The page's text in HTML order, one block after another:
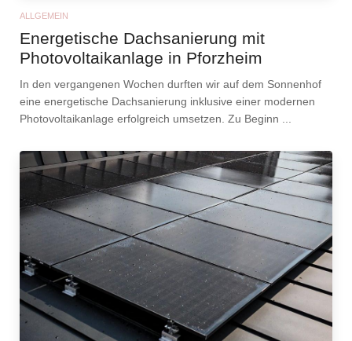
ALLGEMEIN
Energetische Dachsanierung mit
Photovoltaikanlage in Pforzheim
In den vergangenen Wochen durften wir auf dem Sonnenhof
eine energetische Dachsanierung inklusive einer modernen
Photovoltaikanlage erfolgreich umsetzen. Zu Beginn ...